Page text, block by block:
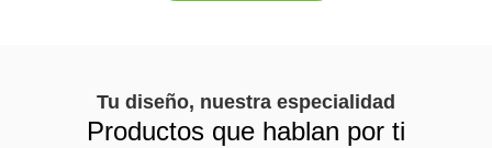
Tu diseño, nuestra especialidad
Productos que hablan por ti